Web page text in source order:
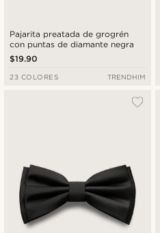
Pajarita preatada de grogrén
con puntas de diamante negra
$19.90
23 COLORES TRENDHIM